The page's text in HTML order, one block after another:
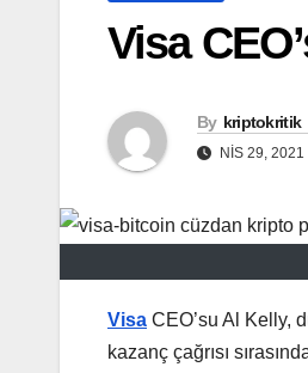
Visa
By kriptokritik
NIS 29, 2021
Visa CEO’su Al Kelly,
kazanç çağrısı